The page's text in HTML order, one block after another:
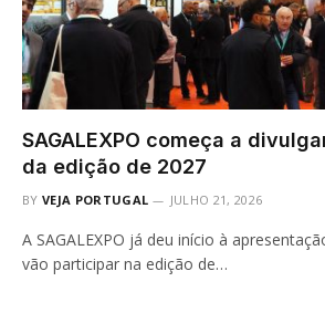
SAGALEXPO começa a
da edição de 2027
BY VEJA PORTUGAL JULHO 21, 2026
A SAGALEXPO já deu início à
vão participar na edição de…